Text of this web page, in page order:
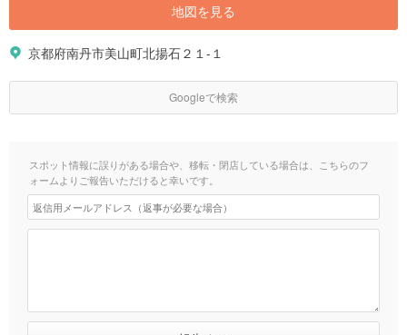
地図を見る
京都府南丹市美山町北揚石２１-１
Googleで検索
スポット情報に誤りがある場合や、移転・閉店している場合は、こちらのフ
ォームよりご報告いただけると幸いです。